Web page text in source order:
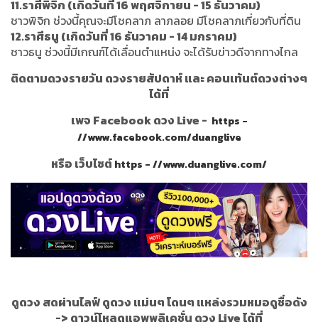
11.ราศีพิจิก (เกิดวันที่ 16 พฤศจิกายน - 15 ธันวาคม)
ชาวพิจิก ช่วงนี้คุณจะมีโชคลาภ ลาภลอย มีโชคลาภเกี่ยวกับที่ดิน
12.ราศีธนู (เกิดวันที่ 16 ธันวาคม - 14 มกราคม)
ชาวธนู ช่วงนี้มีเกณฑ์ได้เลื่อนตำแหน่ง จะได้รับข่าวดีจากทางไกล
ติดตามดวงรายวัน ดวงรายสัปดาห์ และ คอนเท้นต์ดวงต่างๆ
ได้ที่
เพจ Facebook ดวง Live - https -
//www.facebook.com/duanglive
หรือ เว็บไซต์https - //www.duanglive.com/
ดูดวง สดผ่านไลฟ์ ดูดวง แม่นๆ โดนๆ แหล่งรวมหมอดูชื่อดัง
-> ดาวน์โหลดแอพพลิเคชั่น ดวง Live ได้ที่